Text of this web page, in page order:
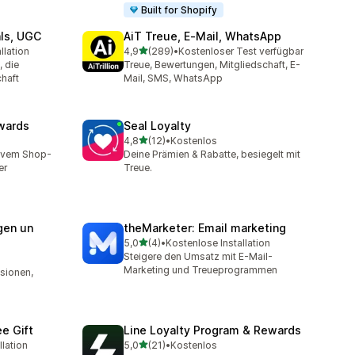
Built for Shopify
UGC
die
AiT Treue, E‑Mail, WhatsApp
4,9von 5 Sternen
(289)
289 Rezensionen insgesamt
•Kostenloser Test verfügbar
Treue, Bewertungen, Mitgliedschaft, E-
Mail, SMS, WhatsApp
Shop-
Seal Loyalty
4,8von 5 Sternen
(12)
12 Rezensionen insgesamt
•Kostenlos
Deine Prämien & Rabatte, besiegelt mit
Treue.
un theMarketer: Email marketing
5,0von 5 Sternen
(4)
4 Rezensionen insgesamt
•Kostenlose Installation
Steigere den Umsatz mit E-Mail-
Marketing und Treueprogrammen
Gift Line Loyalty Program & Rewards
5,0von 5 Sternen
(21)
21 Rezensionen insgesamt
•Kostenlos